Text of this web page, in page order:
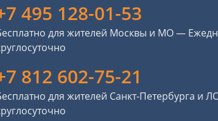
495 128-01-53
для жителей Москвы и МО —
812 602-75-21
для жителей Санкт-Петербурга и